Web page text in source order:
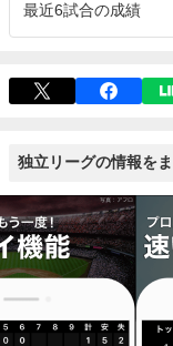
最近6試合の成績
独立リーグの情報を